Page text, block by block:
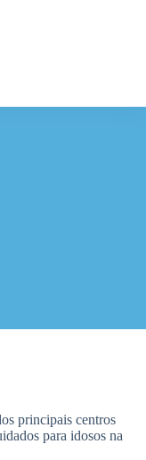
principais centros
para idosos na